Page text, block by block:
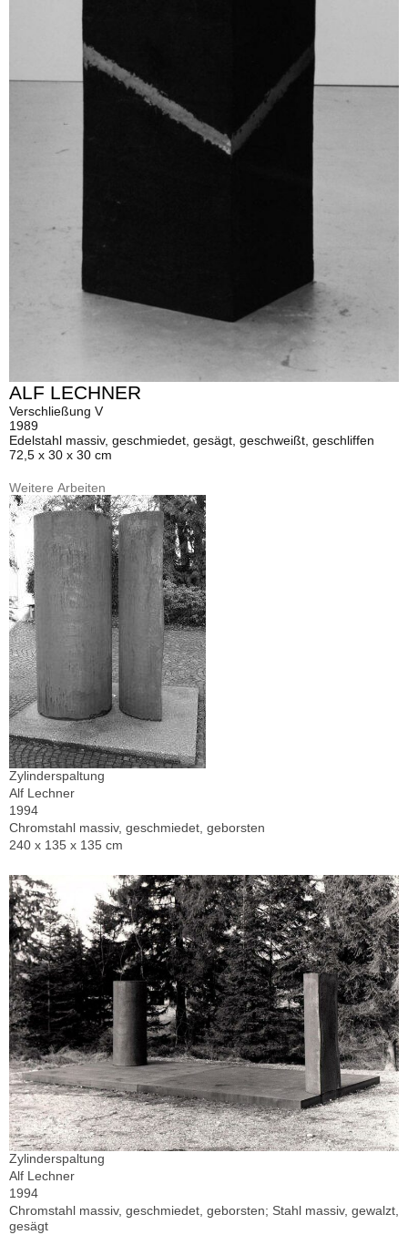
ALF LECHNER
Verschließung V
1989
Edelstahl massiv, geschmiedet, gesägt, geschweißt, geschliffen
72,5 x 30 x 30 cm
Weitere Arbeiten
Zylinderspaltung
Alf Lechner
1994
Chromstahl massiv, geschmiedet, geborsten
240 x 135 x 135 cm
Zylinderspaltung
Alf Lechner
1994
Chromstahl massiv, geschmiedet, geborsten; Stahl massiv, gewalzt,
gesägt